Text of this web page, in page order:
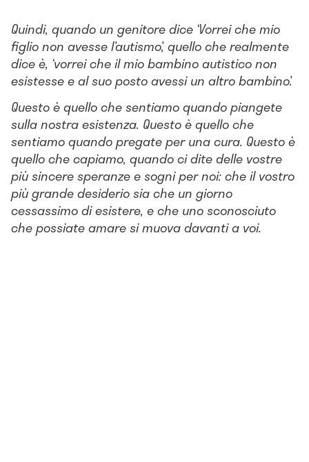
Quindi, quando un genitore dice ‘Vorrei che mio
figlio non avesse l’autismo’, quello che realmente
dice è, ‘vorrei che il mio bambino autistico non
esistesse e al suo posto avessi un altro bambino’.
Questo è quello che sentiamo quando piangete
sulla nostra esistenza. Questo è quello che
sentiamo quando pregate per una cura. Questo è
quello che capiamo, quando ci dite delle vostre
più sincere speranze e sogni per noi: che il vostro
più grande desiderio sia che un giorno
cessassimo di esistere, e che uno sconosciuto
che possiate amare si muova davanti a voi.